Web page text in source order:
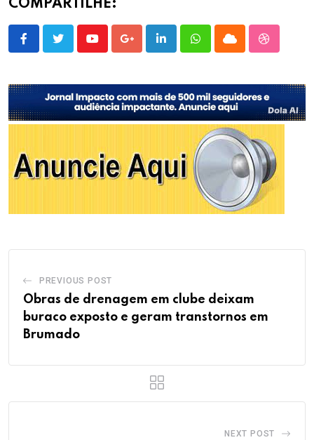
COMPARTILHE:
YoutubeGoogle+LinkedInWhatsappCloud
PREVIOUS POST
Obras de drenagem em clube deixam
buraco exposto e geram transtornos em
Brumado
NEXT POST